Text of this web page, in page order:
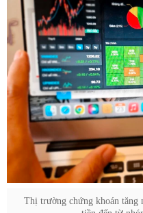
Thị trường chứng khoán tăng